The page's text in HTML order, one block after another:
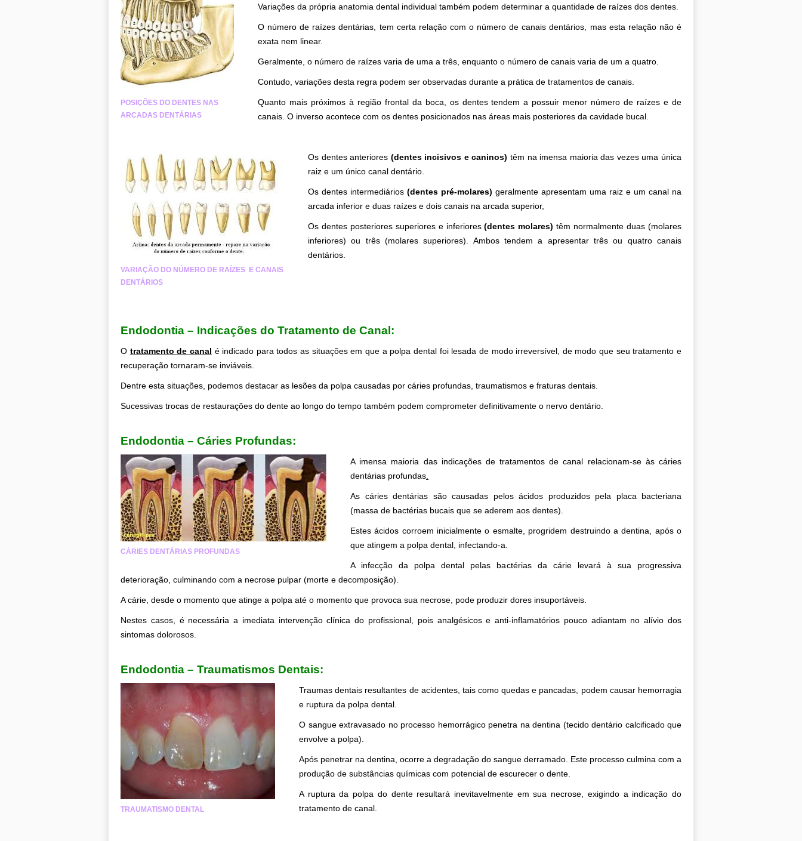
POSIÇÕES DO DENTES NAS
ARCADAS DENTÁRIAS
Variações da própria anatomia dental individual também podem determinar a quantidade de raízes dos dentes.
O número de raízes dentárias, tem certa relação com o número de canais dentários, mas esta relação não é
exata nem linear.
Geralmente, o número de raízes varia de uma a três, enquanto o número de canais varia de um a quatro.
Contudo, variações desta regra podem ser observadas durante a prática de tratamentos de canais.
Quanto mais próximos à região frontal da boca, os dentes tendem a possuir menor número de raízes e de
canais. O inverso acontece com os dentes posicionados nas áreas mais posteriores da cavidade bucal.
VARIAÇÃO DO NÚMERO DE RAÍZES E CANAIS
DENTÁRIOS
Os dentes anteriores (dentes incisivos e caninos) têm na imensa maioria das vezes uma única
raiz e um único canal dentário.
Os dentes intermediários (dentes pré-molares) geralmente apresentam uma raiz e um canal na
arcada inferior e duas raízes e dois canais na arcada superior,
Os dentes posteriores superiores e inferiores(dentes molares) têm normalmente duas (molares
inferiores) ou três (molares superiores). Ambos tendem a apresentar três ou quatro canais
dentários.
Endodontia – Indicações do Tratamento de Canal:
O tratamento de canal é indicado para todos as situações em que a polpa dental foi lesada de modo irreversível, de modo que seu tratamento e
recuperação tornaram-se inviáveis.
Dentre esta situações, podemos destacar as lesões da polpa causadas por cáries profundas, traumatismos e fraturas dentais.
Sucessivas trocas de restaurações do dente ao longo do tempo também podem comprometer definitivamente o nervo dentário.
Endodontia – Cáries Profundas:
CÁRIES DENTÁRIAS PROFUNDAS
A imensa maioria das indicações de tratamentos de canal relacionam-se às cáries
dentárias profundas
As cáries dentárias são causadas pelos ácidos produzidos pela placa bacteriana
(massa de bactérias bucais que se aderem aos dentes).
Estes ácidos corroem inicialmente o esmalte, progridem destruindo a dentina, após o
que atingem a polpa dental, infectando-a.
A infecção da polpa dental pelas bactérias da cárie levará à sua progressiva
deterioração, culminando com a necrose pulpar (morte e decomposição).
A cárie, desde o momento que atinge a polpa até o momento que provoca sua necrose, pode produzir dores insuportáveis.
Nestes casos, é necessária a imediata intervenção clínica do profissional, pois analgésicos e anti-inflamatórios pouco adiantam no alívio dos
sintomas dolorosos.
Endodontia – Traumatismos Dentais:
TRAUMATISMO DENTAL
Traumas dentais resultantes de acidentes, tais como quedas e pancadas, podem causar hemorragia
e ruptura da polpa dental.
O sangue extravasado no processo hemorrágico penetra na dentina (tecido dentário calcificado que
envolve a polpa).
Após penetrar na dentina, ocorre a degradação do sangue derramado. Este processo culmina com a
produção de substâncias químicas com potencial de escurecer o dente.
A ruptura da polpa do dente resultará inevitavelmente em sua necrose, exigindo a indicação do
tratamento de canal.